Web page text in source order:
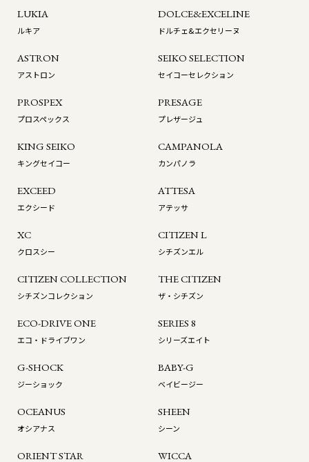
LUKIA
ルキア
DOLCE&EXCELINE
ドルチェ&エクセリーヌ
ASTRON
アストロン
SEIKO SELECTION
セイコーセレクション
PROSPEX
プロスペックス
PRESAGE
プレザージュ
KING SEIKO
キングセイコー
CAMPANOLA
カンパノラ
EXCEED
エクシード
ATTESA
アテッサ
XC
クロスシー
CITIZEN L
シチズンエル
CITIZEN COLLECTION
シチズンコレクション
THE CITIZEN
ザ・シチズン
ECO-DRIVE ONE
エコ・ドライブワン
SERIES 8
シリーズエイト
G-SHOCK
ジーショック
BABY-G
ベイビージー
OCEANUS
オシアナス
SHEEN
シーン
ORIENT STAR WICCA